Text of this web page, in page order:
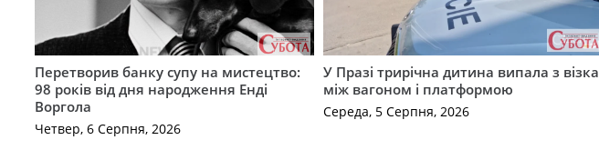
Перетворив банку супу на мистецтво:
98 років від дня народження Енді
Воргола
Четвер, 6 Серпня, 2026
У Празі трирічна дитина випала з візка
між вагоном і платформою
Середа, 5 Серпня, 2026